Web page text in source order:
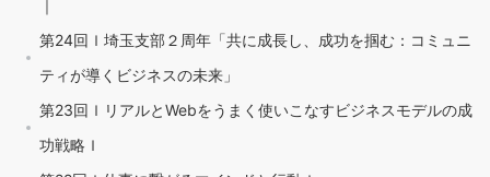
｜
第24回ｌ埼玉支部２周年「共に成長し、成功を掴む：コミュニ
ティが導くビジネスの未来」
第23回ｌリアルとWebをうまく使いこなすビジネスモデルの成
功戦略ｌ